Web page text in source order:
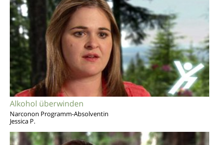
Alkohol überwinden
Narconon Programm-Absolventin
Jessica P.